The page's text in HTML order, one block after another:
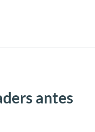
antes